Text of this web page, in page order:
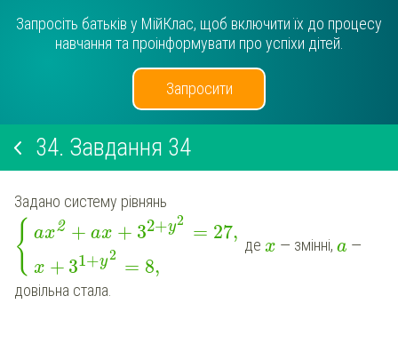
Запросіть батьків у МійКлас, щоб включити їх до процесу
навчання та проінформувати про успіхи дітей.
Запросити
34. Завдання 34
Задано систему рівнянь
{ ax2 + ax + 32+y2 = 27,
x + 31+y2 = 8,
де x — зміннi,a —
довільна стала.